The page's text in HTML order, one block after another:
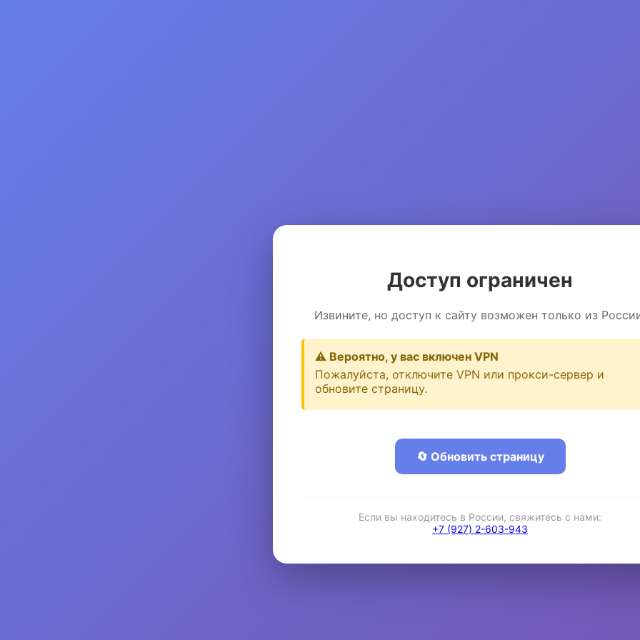
Доступ ограничен
Извините, но доступ к сайту возможен только из
⚠️ Вероятно, у вас включен VPN
Пожалуйста, отключите VPN или прокси-сервер и
обновите страницу.
🔄 Обновить страницу
Если вы находитесь в России, свяжитесь с нами:
+7 (927) 2-603-943